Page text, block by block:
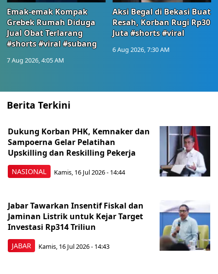
Emak-emak Kompak
Grebek Rumah Diduga
Jual Obat Terlarang
#shorts #viral #subang
7 Aug 2026, 4:05 AM
Aksi Begal di Bekasi Buat
Resah, Korban Rugi Rp30
Juta #shorts #viral
6 Aug 2026, 7:30 AM
Berita Terkini
NASIONAL
Dukung Korban PHK, Kemnaker dan
Sampoerna Gelar Pelatihan
Upskilling dan Reskilling Pekerja
Kamis, 16 Jul 2026 - 14:44
JABAR
Jabar Tawarkan Insentif Fiskal dan
Jaminan Listrik untuk Kejar Target
Investasi Rp314 Triliun
Kamis, 16 Jul 2026 - 14:43